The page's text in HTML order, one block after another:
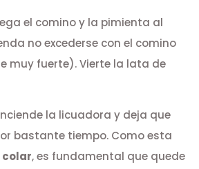
el comino y la pimienta al
no excederse con el comino
muy fuerte). Vierte la lata de
la licuadora y deja que
bastante tiempo. Como esta
colar, es fundamental que quede